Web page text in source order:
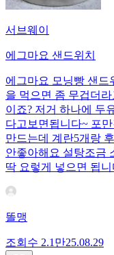
서브웨이
에그마요 샌드위치
에그마요 모닝빵 샌드
을 먹으면 좀 무겁더
이죠? 저거 하나에 두
다고보면됩니다~ 포
만드는데 계란5개랑
안좋아해요 설탕조금
딱 요렇게 넣으면 됩니
똘맹
조회수 2.1만25.08.29